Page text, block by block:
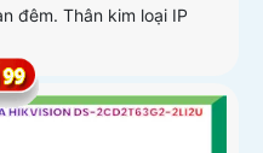
đêm. Thân kim loại IP